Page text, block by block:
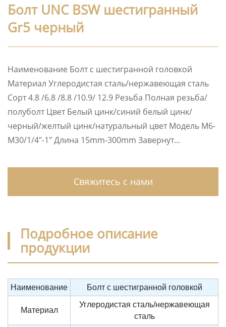
Болт UNC BSW шестигранный
Gr5 черный
Наименование Болт с шестигранной головкой
Материал Углеродистая сталь/нержавеющая сталь
Сорт 4.8 /6.8 /8.8 /10.9/ 12.9 Резьба Полная резьба/
полуболт Цвет Белый цинк/синий белый цинк/
черный/желтый цинк/натуральный цвет Модель M6-
M30/1/4″-1″ Длина 15mm-300mm Завернут...
Свяжитесь с нами
Подробное описание
продукции
Наименование Болт с шестигранной головкой
Материал
Углеродистая сталь/нержавеющая
сталь